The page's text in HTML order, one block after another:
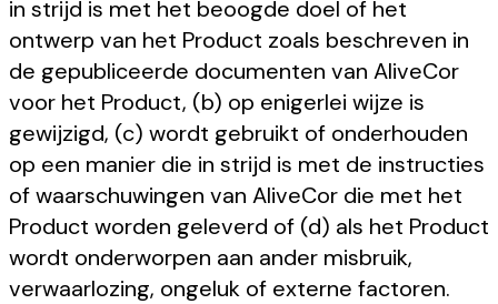
in strijd is met het beoogde doel of het
ontwerp van het Product zoals beschreven in
de gepubliceerde documenten van AliveCor
voor het Product, (b) op enigerlei wijze is
gewijzigd, (c) wordt gebruikt of onderhouden
op een manier die in strijd is met de instructies
of waarschuwingen van AliveCor die met het
Product worden geleverd of (d) als het Product
wordt onderworpen aan ander misbruik,
verwaarlozing, ongeluk of externe factoren.